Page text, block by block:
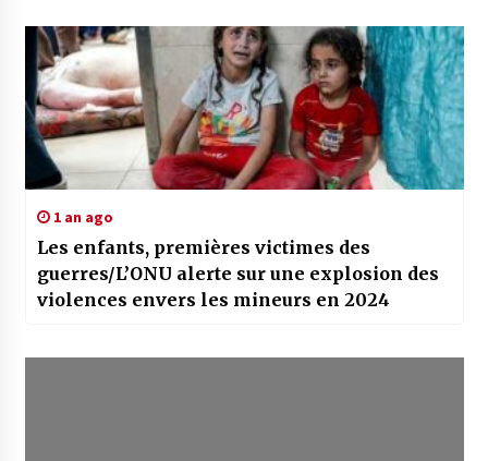
1 an ago
Les enfants, premières victimes des
guerres/L’ONU alerte sur une explosion des
violences envers les mineurs en 2024